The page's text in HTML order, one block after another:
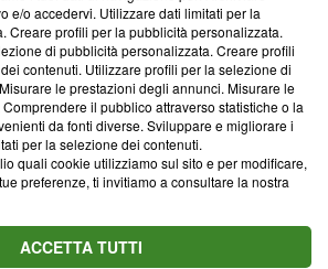
247.845.224, Via Carlo Frasca, 3 - 6900
+39 0690258937
e/o accedervi. Utilizzare dati limitati per la
Creare profili per la pubblicità personalizzata.
di pubblicità personalizzata. Creare profili
contenuti. Utilizzare profili per la selezione di
le prestazioni degli annunci. Misurare le
il pubblico attraverso statistiche o la
da fonti diverse. Sviluppare e migliorare i
per la selezione dei contenuti.
quali cookie utilizziamo sul sito e per modificare,
preferenze, ti invitiamo a consultare la nostra
ACCETTA TUTTI